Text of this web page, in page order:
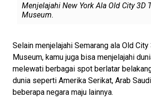
Menjelajahi New York Ala Old City 3D
Museum.
Selain menjelajahi Semarang ala Old
Museum, kamu juga bisa menjelajahi
melewati berbagai spot berlatar
dunia seperti Amerika Serikat, Arab
beberapa negara maju lainnya.